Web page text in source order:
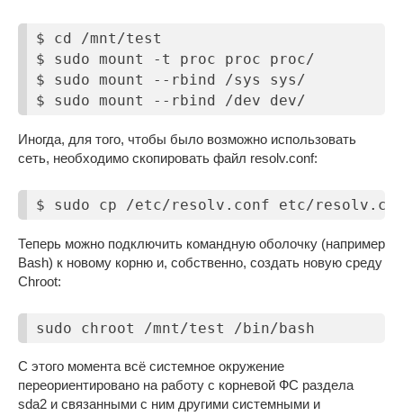
$ cd /mnt/test
$ sudo mount -t proc proc proc/
$ sudo mount --rbind /sys sys/
$ sudo mount --rbind /dev dev/
Иногда, для того, чтобы было возможно использовать
сеть, необходимо скопировать файл resolv.conf:
$ sudo cp /etc/resolv.conf etc/
Теперь можно подключить командную оболочку (например
Bash) к новому корню и, собственно, создать новую среду
Chroot:
sudo chroot /mnt/test /bin/bash
С этого момента всё системное окружение
переориентировано на работу с корневой ФС раздела
sda2 и связанными с ним другими системными и